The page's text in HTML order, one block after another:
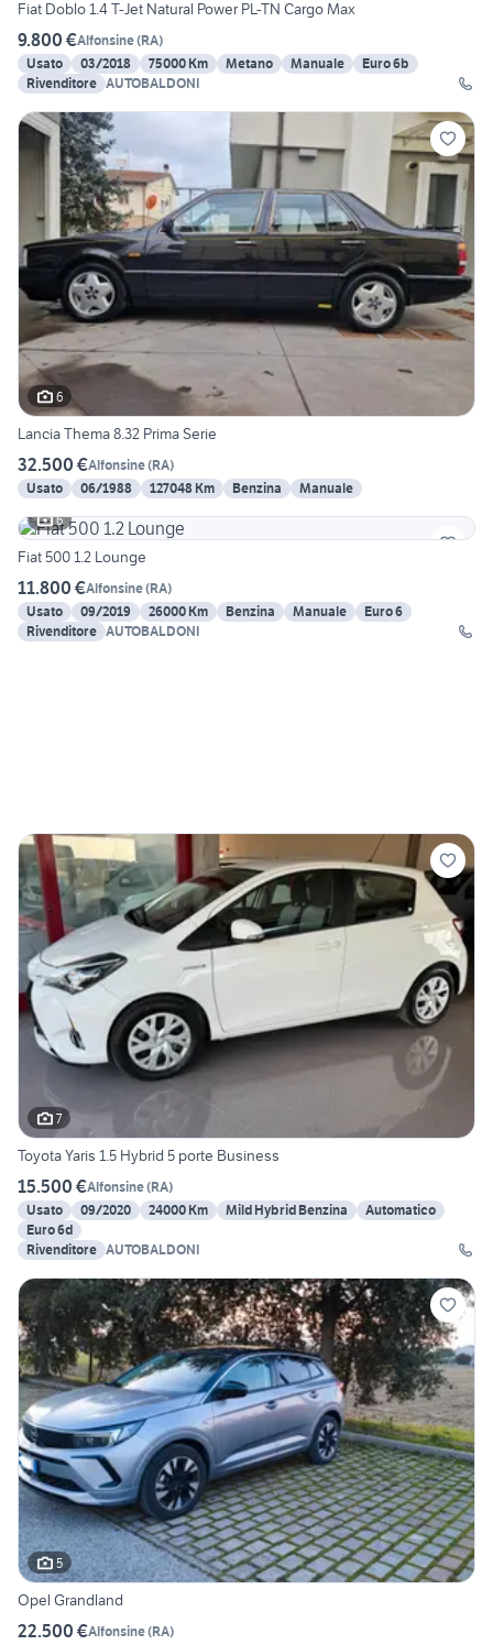
Fiat Doblo 1.4 T-Jet Natural Power PL-TN Cargo Max
9.800 €Alfonsine(RA)
Usato
03/2018 75000 Km Metano Manuale
Euro 6b
Rivenditore AUTOBALDONI
6
Lancia Thema 8.32 Prima Serie
32.500 €Alfonsine(RA)
Usato
06/1988 127048 Km Benzina
Manuale
6
Fiat 500 1.2 Lounge
11.800 €Alfonsine(RA)
Usato
09/2019 26000 Km Benzina Manuale
Euro 6
Rivenditore AUTOBALDONI
7
Toyota Yaris 1.5 Hybrid 5 porte Business
15.500 €Alfonsine(RA)
Usato
09/2020 24000 Km Mild Hybrid Benzina
Automatico
Euro 6d
Rivenditore AUTOBALDONI
5
Opel Grandland
22.500 €Alfonsine(RA)